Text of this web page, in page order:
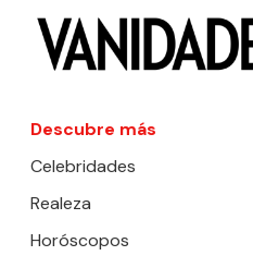
Descubre más
Celebridades
Realeza
Horóscopos